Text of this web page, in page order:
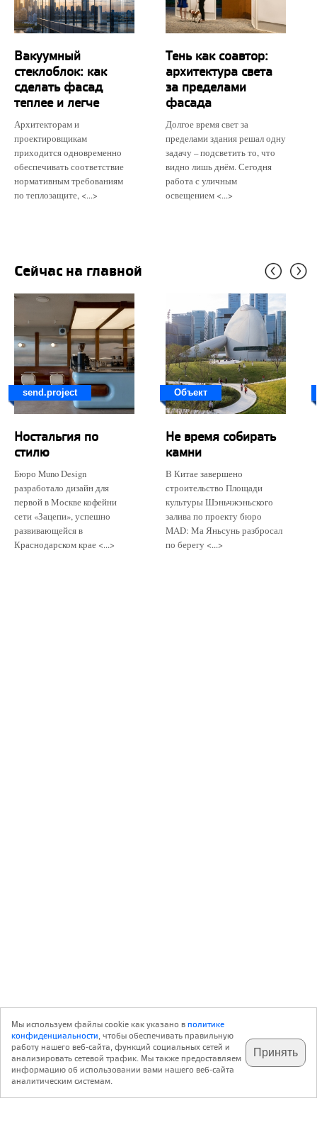
Вакуумный
стеклоблок: как
сделать фасад
теплее и легче
Архитекторам и
проектировщикам
приходится одновременно
обеспечивать соответствие
нормативным требованиям
по теплозащите, <...>
Тень как соавтор:
архитектура света
за пределами
фасада
Долгое время свет за
пределами здания решал одну
задачу – подсветить то, что
видно лишь днём. Сегодня
работа с уличным
освещением <...>
Сейчас на главной
send.project
Ностальгия по
стилю
Бюро Muno Design
разработало дизайн для
первой в Москве кофейни
сети «Зацепи», успешно
развивающейся в
Краснодарском крае <...>
Объект
Не время собирать
камни
В Китае завершено
строительство Площади
культуры Шэньчжэньского
залива по проекту бюро
MAD: Ма Яньсунь разбросал
по берегу <...>
подпишитесь на наш
телеграм @archi_ru
✕
с 20 июля 1999 г.
Мы используем файлы cookie как указано вполитике
конфиденциальности, чтобы обеспечивать правильную
работу нашего веб-сайта, функций социальных сетей и
анализировать сетевой трафик. Мы также предоставляем
информацию об использовании вами нашего веб-сайта
аналитическим системам.
Принять